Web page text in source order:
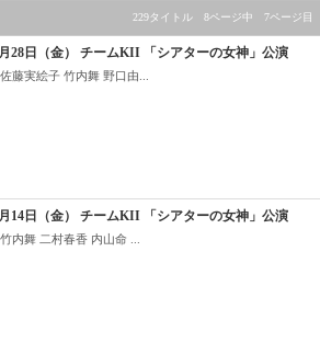
229タイトル 8ページ中 7ページ目
28日（金） チームKII 「シアターの女神」公演
藤実絵子 竹内舞 野口由...
14日（金） チームKII 「シアターの女神」公演
内舞 二村春香 内山命 ...